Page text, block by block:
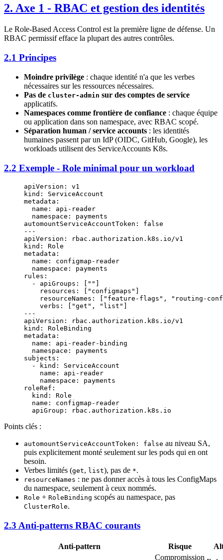
2. Axe 1 - RBAC et gestion des identités
Le Role-Based Access Control est la première ligne de défense. Un
RBAC permissif efface la plupart des autres contrôles.
2.1 Principes
Moindre privilège : chaque identité n'a que les verbes
nécessaires sur les ressources nécessaires.
Pas de cluster-admin sur des comptes de service
applicatifs.
Namespaces comme frontière de confiance : chaque équipe
ou application dans son namespace, avec RBAC scopé.
Séparation human / service accounts : les identités
humaines passent par un IdP (OIDC, GitHub, Google), les
workloads utilisent des ServiceAccounts K8s.
2.2 Exemple - Role minimal pour un workload
apiVersion : v1
kind : ServiceAccount
metadata :
  name
: api-reader
  namespace
: payments
automountServiceAccountToken : false
---
apiVersion :
rbac.authorization.k8s.io/v1
kind : Role
metadata :
  name
: configmap-reader
  namespace
: payments
rules :
  -
apiGroups : [ ""
    resources
: [ "configmaps"
    resourceNames
: [ "feature-flags" ,
"routing-
    verbs
: [ "get" , "list"
---
apiVersion :
rbac.authorization.k8s.io/v1
kind : RoleBinding
metadata :
  name
: api-reader-binding
  namespace
: payments
subjects :
  -
kind : ServiceAccount
    name
: api-reader
    namespace
: payments
roleRef :
  kind
: Role
  name
: configmap-reader
  apiGroup
: rbac.authorization.k8s.io
Points clés :
automountServiceAccountToken: false au niveau SA,
puis explicitement monté seulement sur les pods qui en ont
besoin.
Verbes limités (get, list), pas de *.
resourceNames : ne pas donner accès à tous les ConfigMaps
du namespace, seulement à ceux nommés.
Role + RoleBinding scopés au namespace, pas
ClusterRole.
2.3 Anti-patterns RBAC courants
Anti-pattern Risque
Compromission